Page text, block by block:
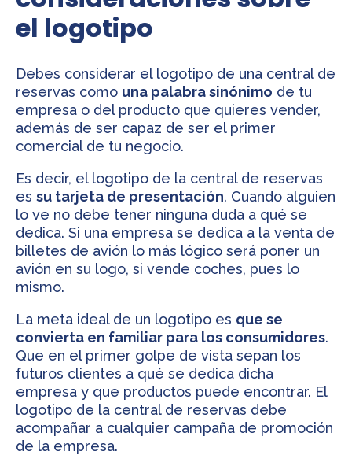
el logotipo
Debes considerar el logotipo de una central de
reservas como una palabra sinónimo de tu
empresa o del producto que quieres vender,
además de ser capaz de ser el primer
comercial de tu negocio.
Es decir, el logotipo de la central de reservas
es su tarjeta de presentación. Cuando alguien
lo ve no debe tener ninguna duda a qué se
dedica. Si una empresa se dedica a la venta de
billetes de avión lo más lógico será poner un
avión en su logo, si vende coches, pues lo
mismo.
La meta ideal de un logotipo es que se
convierta en familiar para los consumidores.
Que en el primer golpe de vista sepan los
futuros clientes a qué se dedica dicha
empresa y que productos puede encontrar. El
logotipo de la central de reservas debe
acompañar a cualquier campaña de promoción
de la empresa.